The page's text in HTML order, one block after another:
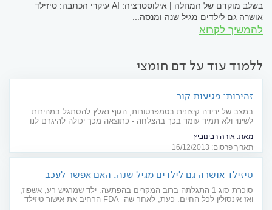
בשלב מוקדם של המחלה | אילוסטרציה: AI עיקרי הכתבה: טיזילד
אושרה גם לילדים מגיל שנה ומנסה...
להמשיך לקרוא
ללמוד עוד על דם חומצי
זהירות: פגיעות קור
במצב של ירידה קיצונית בטמפרטורות, הגוף נאלץ להסתגל במהירות
לשינוי ולא תמיד עומד בכך בהצלחה - כתוצאה מכך יכולה להיגרם לנו
לתנאי אקלים קר. מהן פגיעות קור, מהו הטיפול הנדרש עד להגעת הצוות
הרפואי ומה אסור לעשות? מדריך
מאת: אורה רבינוביץ
תאריך פרסום: 16/12/2013
טיזילד אושרה גם לילדים מגיל שנה: האם אפשר לעכב
התפרצות סוכרת סוג 1?
סוכרת סוג 1 התגלתה ברוב המקרים בהפתעה: ילד שמרגיש רע, אשפוז,
ואז אינסולין לכל החיים. כעת, לאחר שה- FDA הרחיב את אישור טיזילד